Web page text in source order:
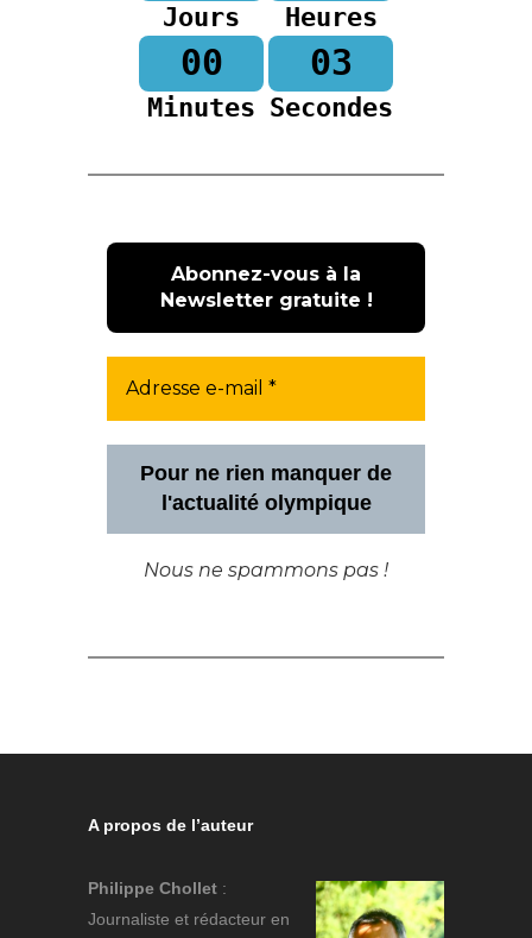
Jours Heures
00
Minutes
02
Secondes
Pour ne rien manquer de
l'actualité olympique
Nous ne spammons pas !
A propos de l’auteur
Philippe Chollet :
Journaliste et rédacteur en